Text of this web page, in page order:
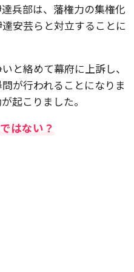
兵部は、藩権力の集権化
安芸らと対立することに
と絡めて幕府に上訴し、
が行われることになりま
起こりました。
はない？